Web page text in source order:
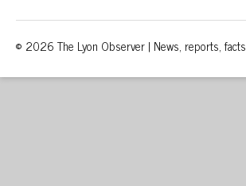
© 2026 The Lyon Observer | News, reports, facts